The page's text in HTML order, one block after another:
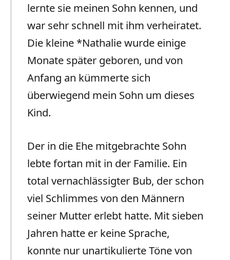
lernte sie meinen Sohn kennen, und
war sehr schnell mit ihm verheiratet.
Die kleine *Nathalie wurde einige
Monate später geboren, und von
Anfang an kümmerte sich
überwiegend mein Sohn um dieses
Kind.
Der in die Ehe mitgebrachte Sohn
lebte fortan mit in der Familie. Ein
total vernachlässigter Bub, der schon
viel Schlimmes von den Männern
seiner Mutter erlebt hatte. Mit sieben
Jahren hatte er keine Sprache,
konnte nur unartikulierte Töne von